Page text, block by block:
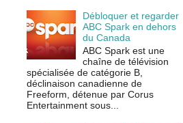
Débloquer et regarder
ABC Spark en dehors
du Canada
ABC Spark est une
chaîne de télévision
spécialisée de catégorie B,
déclinaison canadienne de
Freeform, détenue par Corus
Entertainment sous...